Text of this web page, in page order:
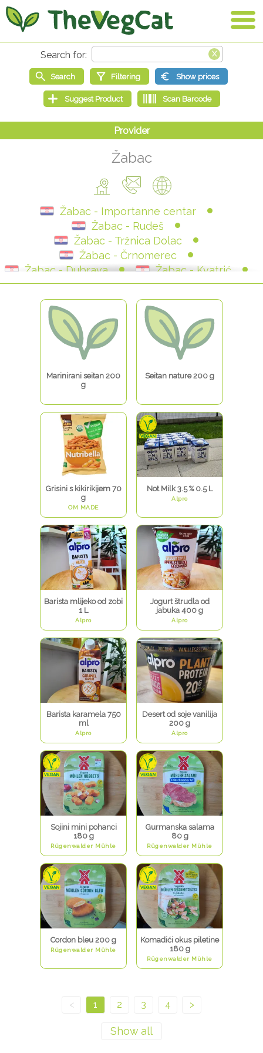
Žabac
Žabac - Importanne centar
Žabac - Rudeš
Žabac - Tržnica Dolac
Žabac - Črnomerec
Žabac - Dubrava
Žabac - Kvatrić
Žabac - Trešnjevka
Žabac - Mamutica
Marinirani seitan 200
g
Seitan nature 200 g
Grisini s kikirikijem 70
g
OM MADE
Not Milk 3.5 % 0.5 L
Alpro
Barista mlijeko od zobi
1 L
Alpro
Jogurt štrudla od
jabuka 400 g
Alpro
Barista karamela 750
ml
Alpro
Desert od soje vanilija
200 g
Alpro
Sojini mini pohanci
180 g
Rügenwalder Mühle
Gurmanska salama
80 g
Rügenwalder Mühle
Cordon bleu 200 g
Rügenwalder Mühle
Komadići okus piletine
180 g
Rügenwalder Mühle
< 1 2 3 4 >